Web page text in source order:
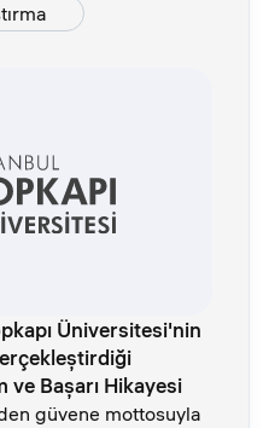
Üniversitesi'nin
Başarı Hikayesi
güvene mottosuyla